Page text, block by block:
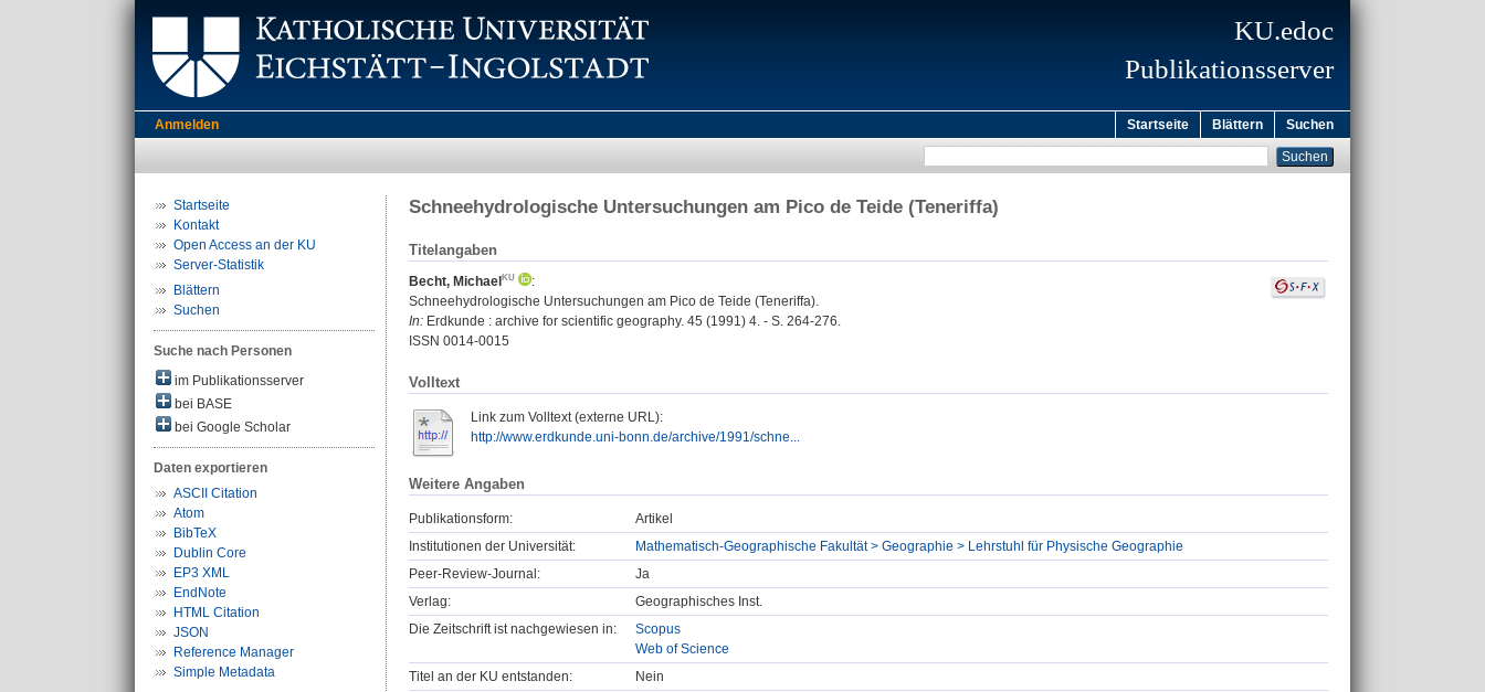
KU.edoc
Publikationsserver
Anmelden Startseite Blättern Suchen
Startseite
Kontakt
Open Access an der KU
Server-Statistik
Blättern
Suchen
Suche nach Personen
im Publikationsserver
bei BASE
bei Google Scholar
Daten exportieren
ASCII Citation
Atom
BibTeX
Dublin Core
EP3 XML
EndNote
HTML Citation
JSON
Reference Manager
Simple Metadata
Schneehydrologische Untersuchungen am Pico de Teide (Teneriffa)
Titelangaben
Becht, Michael
:
Schneehydrologische Untersuchungen am Pico de Teide (Teneriffa).
In: Erdkunde : archive for scientific geography. 45 (1991) 4. - S. 264-276.
ISSN 0014-0015
Volltext
Link zum Volltext (externe URL):
http://www.erdkunde.uni-bonn.de/archive/1991/schne...
Weitere Angaben
Publikationsform:
Artikel
Institutionen der Universität:
Mathematisch-Geographische Fakultät > Geographie > Lehrstuhl für Physische Geographie
Peer-Review-Journal:
Ja
Verlag:
Geographisches Inst.
Die Zeitschrift ist nachgewiesen in:
Scopus
Web of Science
Titel an der KU entstanden:
Nein